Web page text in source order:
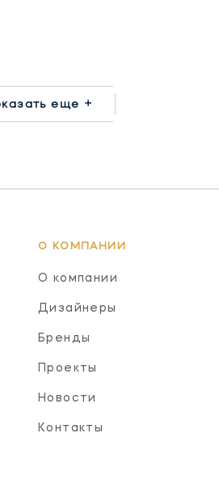
еще +
О КОМПАНИИ
О компании
Дизайнеры
Бренды
Проекты
Новости
Контакты